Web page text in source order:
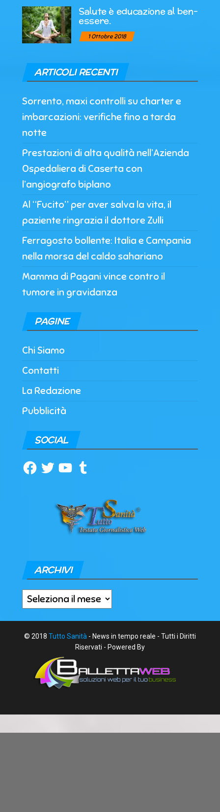
Salute è educazione al ben-
essere.
1 Ottobre 2018
ARTICOLI RECENTI
Sorrento, maxi controlli su charter e
imbarcazioni: verifiche fino a tarda
notte
Prestazioni di alta qualità nell’Azienda
Ospedaliera di Caserta con
l’angiografo biplano
Al “Fucito” per aver salva la vita, il
paziente ringrazia il dottore Zulli
Ferragosto bollente: Italia e Campania
nella morsa del caldo sahariano
Mamma di Pagani vince contro il
tumore in gravidanza
PAGINE
Chi Siamo
Contatti
La Redazione
Pubblicità
SOCIAL
Facebook
TwitterYouTubeTumblr
ARCHIVI
Archivi
© 2018 Tutto Sanità - News in tempo reale - Tutti i Diritti
Riservati - Powered By